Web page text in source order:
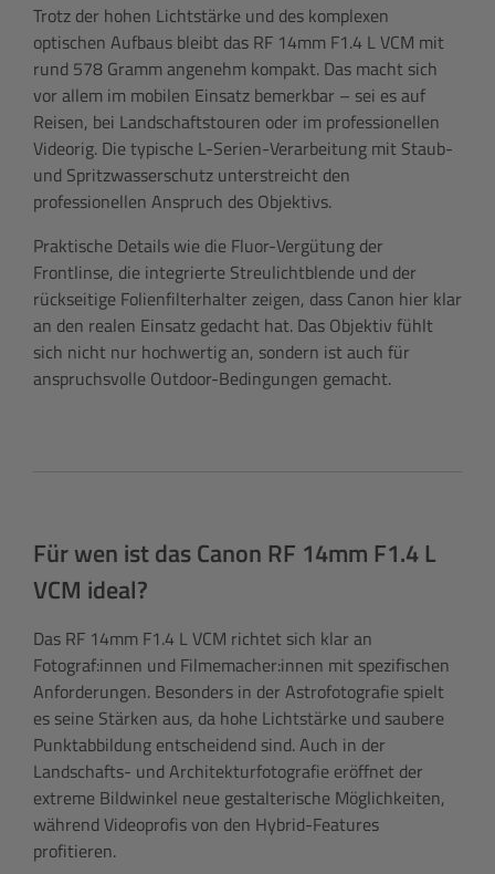
Trotz der hohen Lichtstärke und des komplexen
optischen Aufbaus bleibt das RF 14mm F1.4 L VCM mit
rund 578 Gramm angenehm kompakt. Das macht sich
vor allem im mobilen Einsatz bemerkbar – sei es auf
Reisen, bei Landschaftstouren oder im professionellen
Videorig. Die typische L-Serien-Verarbeitung mit Staub-
und Spritzwasserschutz unterstreicht den
professionellen Anspruch des Objektivs.
Praktische Details wie die Fluor-Vergütung der
Frontlinse, die integrierte Streulichtblende und der
rückseitige Folienfilterhalter zeigen, dass Canon hier klar
an den realen Einsatz gedacht hat. Das Objektiv fühlt
sich nicht nur hochwertig an, sondern ist auch für
anspruchsvolle Outdoor-Bedingungen gemacht.
Für wen ist das Canon RF 14mm F1.4 L
VCM ideal?
Das RF 14mm F1.4 L VCM richtet sich klar an
Fotograf:innen und Filmemacher:innen mit spezifischen
Anforderungen. Besonders in der Astrofotografie spielt
es seine Stärken aus, da hohe Lichtstärke und saubere
Punktabbildung entscheidend sind. Auch in der
Landschafts- und Architekturfotografie eröffnet der
extreme Bildwinkel neue gestalterische Möglichkeiten,
während Videoprofis von den Hybrid-Features
profitieren.